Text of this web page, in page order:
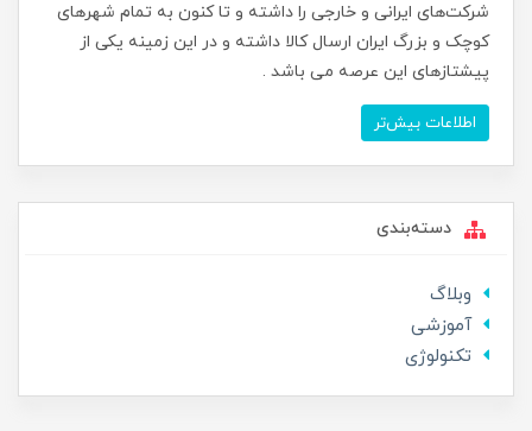
شرکت‌های ایرانی و خارجی را داشته و تا کنون به تمام شهرهای
کوچک و بزرگ ایران ارسال کالا داشته و در این زمینه یکی از
پیشتازهای این عرصه می باشد .
اطلاعات بیش‌تر
دسته‌بندی
وبلاگ
آموزشی
تکنولوژی